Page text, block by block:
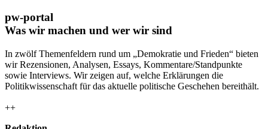
pw-portal
Was wir machen und wer wir sind
In zwölf Themenfeldern rund um „Demokratie und Frieden“ bieten
wir Rezensionen, Analysen, Essays, Kommentare/Standpunkte
sowie Interviews. Wir zeigen auf, welche Erklärungen die
Politikwissenschaft für das aktuelle politische Geschehen bereithält.
++